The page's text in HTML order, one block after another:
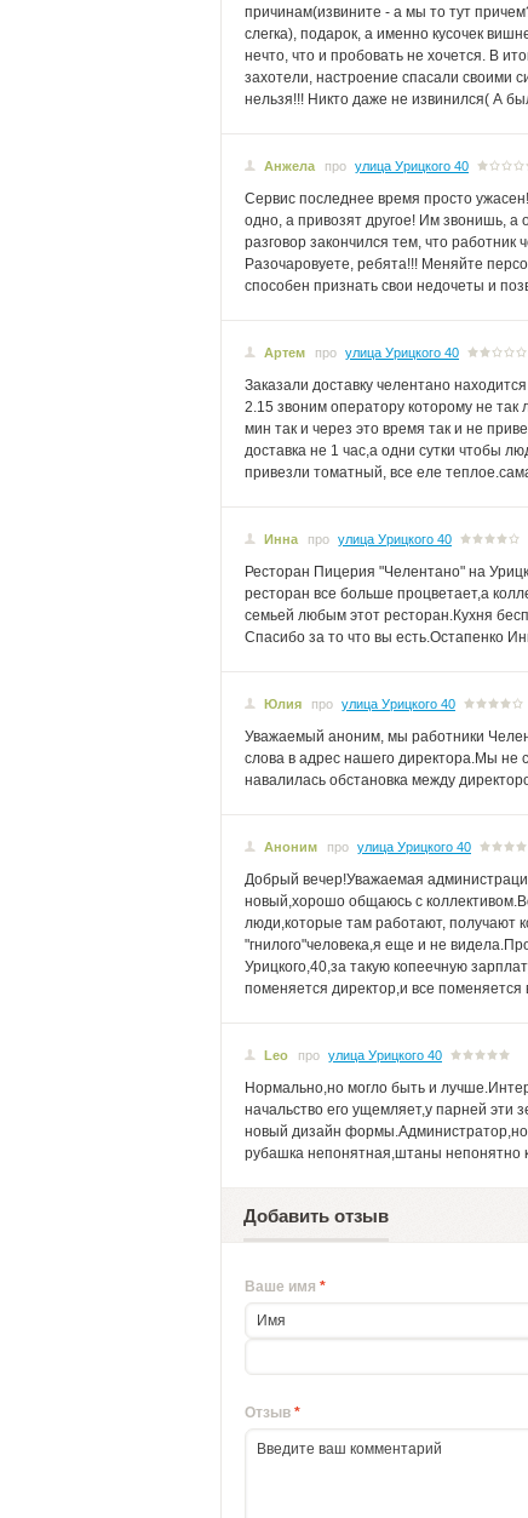
причинам(извините - а мы то тут
слегка), подарок, а именно кусочек
нечто, что и пробовать не хочется. В
захотели, настроение спасали своими
нельзя!!! Никто даже не извинился( А
Анжела про улица Урицкого 40
Сервис последнее время просто
одно, а привозят другое! Им звонишь, а
разговор закончился тем, что работник
Разочаровуете, ребята!!! Меняйте
способен признать свои недочеты и
Артем про улица Урицкого 40
Заказали доставку челентано
2.15 звоним оператору которому не так
мин так и через это время так и не
доставка не 1 час,а одни сутки чтобы
привезли томатный, все еле
Инна про улица Урицкого 40
Ресторан Пицерия "Челентано" на
ресторан все больше процветает,а
семьей любым этот ресторан.Кухня
Спасибо за то что вы есть.Остапенко
Юлия про улица Урицкого 40
Уважаемый аноним, мы работники
слова в адрес нашего директора.Мы
навалилась обстановка между
Аноним про улица Урицкого 40
Добрый вечер!Уважаемая
новый,хорошо общаюсь с
люди,которые там работают, получают
"гнилого"человека,я еще и не
Урицкого,40,за такую копеечную
поменяется директор,и все
Leo про улица Урицкого 40
Нормально,но могло быть и
начальство его ущемляет,у парней эти
новый дизайн
рубашка непонятная,штаны непонятно
Добавить отзыв
Ваше имя *
Отзыв *